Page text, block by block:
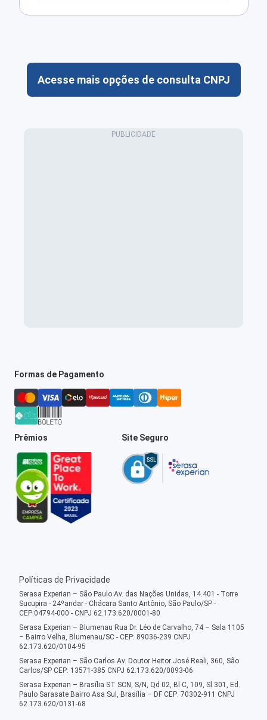
Acesse mais opções de consulta CNPJ
Formas de Pagamento
Prêmios Site Seguro
Políticas de Privacidade
Serasa Experian – São Paulo Av. das Nações Unidas, 14.401 - Torre
Sucupira - 24ºandar - Chácara Santo Antônio, São Paulo/SP -
CEP:04794-000 - CNPJ 62.173.620/0001-80
Serasa Experian – Blumenau Rua Dr. Léo de Carvalho, 74 – Sala 1105
– Bairro Velha, Blumenau/SC - CEP: 89036-239 CNPJ
62.173.620/0104-95
Serasa Experian – São Carlos Av. Doutor Heitor José Reali, 360, São
Carlos/SP CEP: 13571-385 CNPJ 62.173.620/0093-06
Serasa Experian – Brasília ST SCN, S/N, Qd 02, Bl C, 109, Sl 301, Ed.
Paulo Sarasate Bairro Asa Sul, Brasília – DF CEP: 70302-911 CNPJ
62.173.620/0131-68